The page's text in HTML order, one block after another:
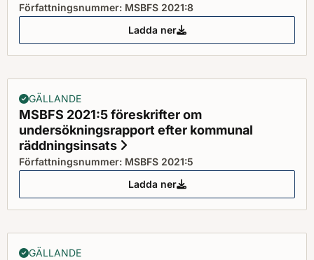
Författningsnummer: MSBFS 2021:8
Ladda ner
MSBFS 2021:8 föreskrifter och
GÄLLANDE
MSBFS 2021:5 föreskrifter om
undersökningsrapport efter kommunal
räddningsinsats
Författningsnummer: MSBFS 2021:5
Ladda ner
MSBFS 2021:5 föreskrifter om
GÄLLANDE